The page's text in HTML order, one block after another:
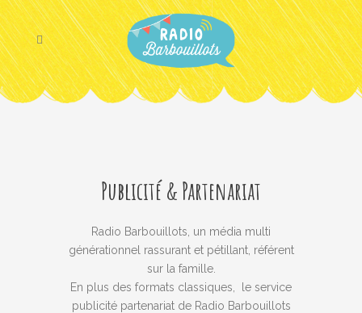
Publicité & Partenariat
Radio Barbouillots, un média multi
générationnel rassurant et pétillant, référent
sur la famille.
En plus des formats classiques, le service
publicité partenariat de Radio Barbouillots